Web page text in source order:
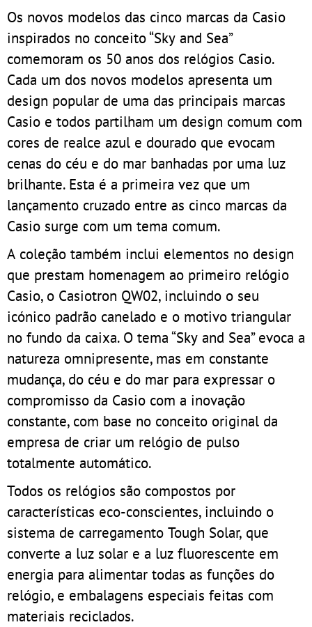
Os novos modelos das cinco marcas da Casio
inspirados no conceito “Sky and Sea”
comemoram os 50 anos dos relógios Casio.
Cada um dos novos modelos apresenta um
design popular de uma das principais marcas
Casio e todos partilham um design comum com
cores de realce azul e dourado que evocam
cenas do céu e do mar banhadas por uma luz
brilhante. Esta é a primeira vez que um
lançamento cruzado entre as cinco marcas da
Casio surge com um tema comum.
A coleção também inclui elementos no design
que prestam homenagem ao primeiro relógio
Casio, o Casiotron QW02, incluindo o seu
icónico padrão canelado e o motivo triangular
no fundo da caixa. O tema “Sky and Sea” evoca a
natureza omnipresente, mas em constante
mudança, do céu e do mar para expressar o
compromisso da Casio com a inovação
constante, com base no conceito original da
empresa de criar um relógio de pulso
totalmente automático.
Todos os relógios são compostos por
características eco-conscientes, incluindo o
sistema de carregamento Tough Solar, que
converte a luz solar e a luz fluorescente em
energia para alimentar todas as funções do
relógio, e embalagens especiais feitas com
materiais reciclados.